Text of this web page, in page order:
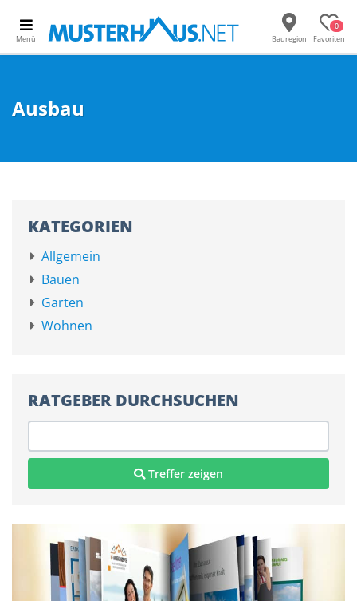
Menü Bauregion
0
Favoriten
Ausbau
KATEGORIEN
Allgemein
Bauen
Garten
Wohnen
RATGEBER DURCHSUCHEN
Treffer zeigen